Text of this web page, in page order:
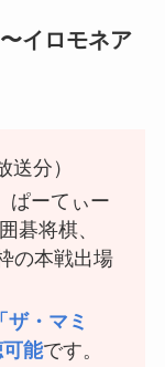
イロモネア
送分）
ぱーてぃー
碁将棋、
の本戦出場
ザ・マミ
能です。